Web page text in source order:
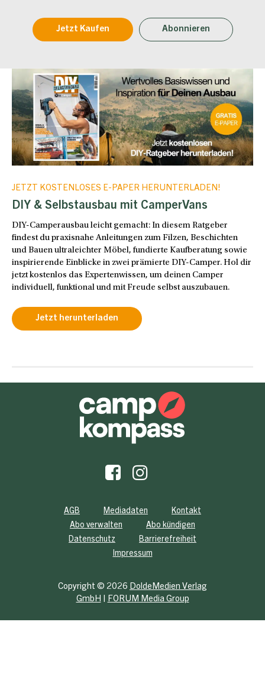
Jetzt Kaufen Abonnieren
JETZT KOSTENLOSES E-PAPER HERUNTERLADEN!
DIY & Selbstausbau mit CamperVans
DIY-Camperausbau leicht gemacht: In diesem Ratgeber
findest du praxisnahe Anleitungen zum Filzen, Beschichten
und Bauen ultraleichter Möbel, fundierte Kaufberatung sowie
inspirierende Einblicke in zwei prämierte DIY-Camper. Hol dir
jetzt kostenlos das Expertenwissen, um deinen Camper
individuell, funktional und mit Freude selbst auszubauen.
Jetzt herunterladen
AGB Mediadaten
Kontakt
Abo verwalten
Abo kündigen
Datenschutz
Barrierefreiheit
Impressum
Copyright © 2026 DoldeMedien Verlag
GmbH
FORUM Media Group